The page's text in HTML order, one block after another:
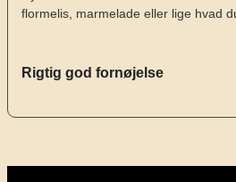
flormelis, marmelade eller lige hvad
Rigtig god fornøjelse